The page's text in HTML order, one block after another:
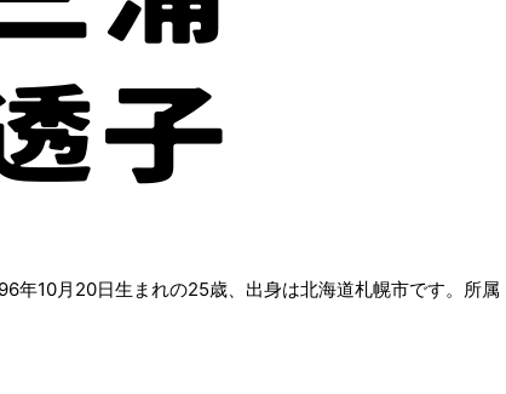
年10月20日生まれの25歳、出身は北海道札幌市です。所属